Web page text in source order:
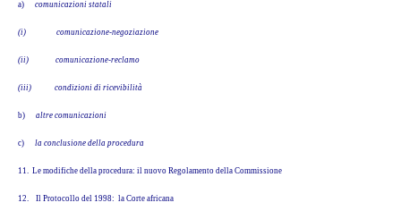
a) comunicazioni statali
(i) comunicazione-negoziazione
(ii) comunicazione-reclamo
(iii) condizioni di ricevibilità
b) altre comunicazioni
c) la conclusione della procedura
11. Le modifiche della procedura: il nuovo Regolamento della Commissione
12. Il Protocollo del 1998: la Corte africana